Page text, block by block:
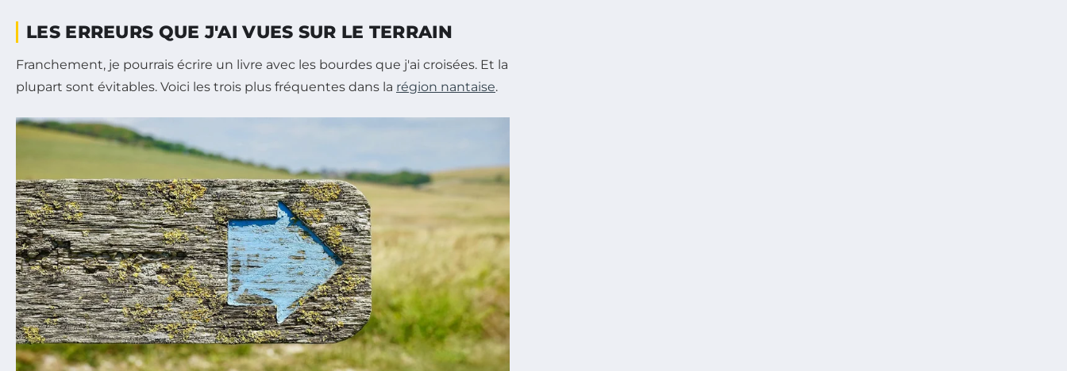
LES ERREURS QUE J'AI VUES SUR LE TERRAIN
Franchement, je pourrais écrire un livre avec les bourdes que j'ai croisées. Et la
plupart sont évitables. Voici les trois plus fréquentes dans la région nantaise.